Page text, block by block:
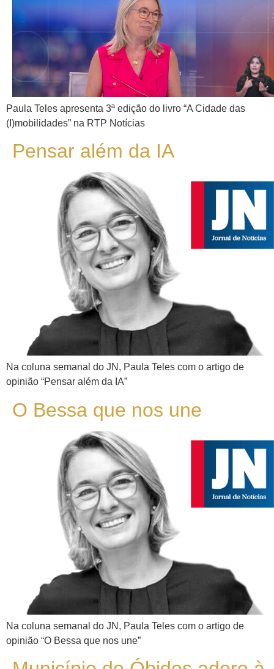
Paula Teles apresenta 3ª edição do livro “A Cidade das
(I)mobilidades” na RTP Notícias
Pensar além da IA
Na coluna semanal do JN, Paula Teles com o artigo de
opinião “Pensar além da IA”
O Bessa que nos une
Na coluna semanal do JN, Paula Teles com o artigo de
opinião “O Bessa que nos une”